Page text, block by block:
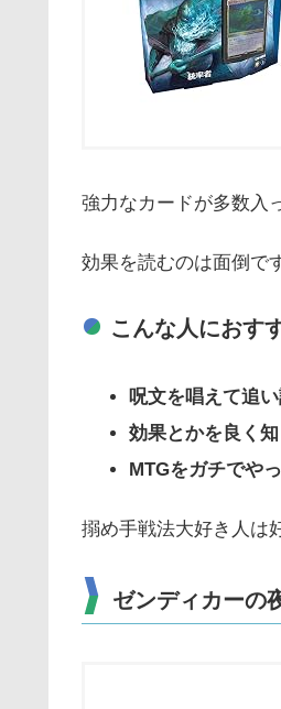
強力なカードが多数入
効果を読むのは面倒で
こんな人におす
呪文を唱えて追
効果とかを良く
MTGをガチでや
搦め手戦法大好き人は
ゼンディカーの